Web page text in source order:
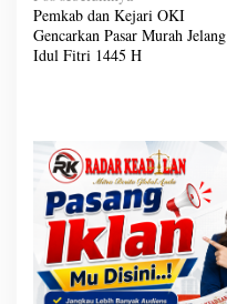
a
v
i
g
a
s
Pemkab dan Kejari OKI
Gencarkan Pasar Murah Jelang
Idul Fitri 1445 H